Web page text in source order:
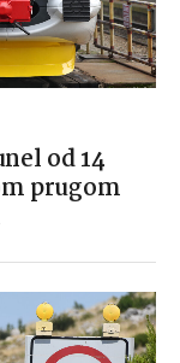
od 14
prugom